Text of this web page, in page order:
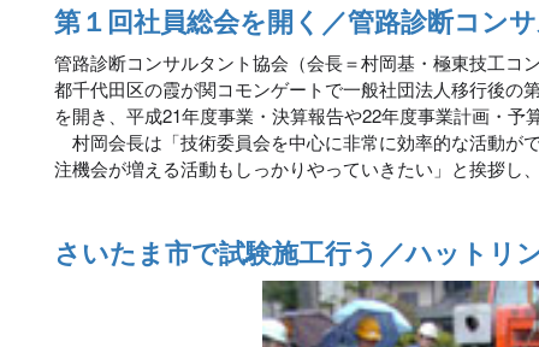
第１回社員総会を開く／管路診断コン
管路診断コンサルタント協会（会長＝村岡基・極東技工コ
都千代田区の霞が関コモンゲートで一般社団法人移行後の
を開き、平成21年度事業・決算報告や22年度事業計画・予
村岡会長は「技術委員会を中心に非常に効率的な活動が
注機会が増える活動もしっかりやっていきたい」と挨拶し
さいたま市で試験施工行う／ハットリ